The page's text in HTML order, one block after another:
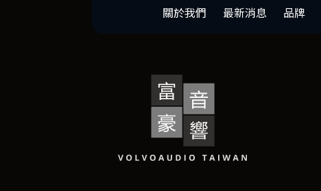
關於我們 最新消息 品牌